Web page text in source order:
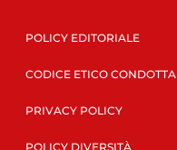
POLICY EDITORIALE
CODICE ETICO CONDOTTA
PRIVACY POLICY
POLICY DIVERSITÀ